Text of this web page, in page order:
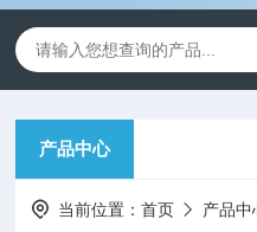
产品中心
当前位置：首页 产品中